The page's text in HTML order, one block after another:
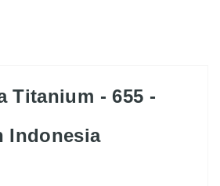
Titanium - 655 -
Indonesia